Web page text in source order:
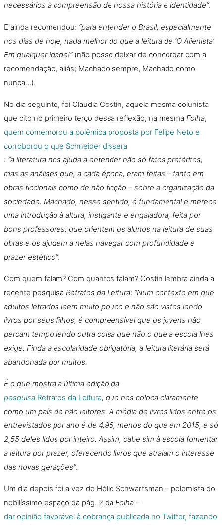
necessários à compreensão de nossa história e identidade”.
E ainda recomendou: “para entender o Brasil, especialmente
nos dias de hoje, nada melhor do que a leitura de ‘O Alienista’.
Em qualquer idade!”(não posso deixar de concordar com a
recomendação, aliás; Machado sempre, Machado como
nunca…).
No dia seguinte, foi Claudia Costin, aquela mesma colunista
que cito no primeiro terço dessa reflexão, na mesma Folha,
quem comemorou a polêmica proposta por Felipe Neto e
corroborou o que Schneider dissera
: “a literatura nos ajuda a entender não só fatos pretéritos,
mas as análises que, a cada época, eram feitas – tanto em
obras ficcionais como de não ficção – sobre a organização da
sociedade. Machado, nesse sentido, é fundamental e merece
uma introdução à altura, instigante e engajadora, feita por
bons professores, que orientem os alunos na leitura de suas
obras e os ajudem a nelas navegar com profundidade e
prazer estético”.
Com quem falam? Com quantos falam? Costin lembra ainda a
recente pesquisa Retratos da Leitura: “Num contexto em que
adultos letrados leem muito pouco e não são vistos lendo
livros por seus filhos, é compreensível que os jovens não
percam tempo lendo outra coisa que não o que a escola lhes
exige. Finda a escolaridade obrigatória, a leitura literária será
abandonada por muitos.
É o que mostra a última edição da
pesquisa Retratos da Leitura, que nos coloca claramente
como um país de não leitores. A média de livros lidos entre os
entrevistados por ano é de 4,95, menos do que em 2015, e só
2,55 deles lidos por inteiro. Assim, cabe sim à escola fomentar
a leitura por prazer, oferecendo livros que atraiam o interesse
das novas gerações”.
Um dia depois foi a vez de Hélio Schwartsman – polemista do
nobilíssimo espaço da pág. 2 da Folha –
dar opinião favorável à cobrança publicada no Twitter, fazendo